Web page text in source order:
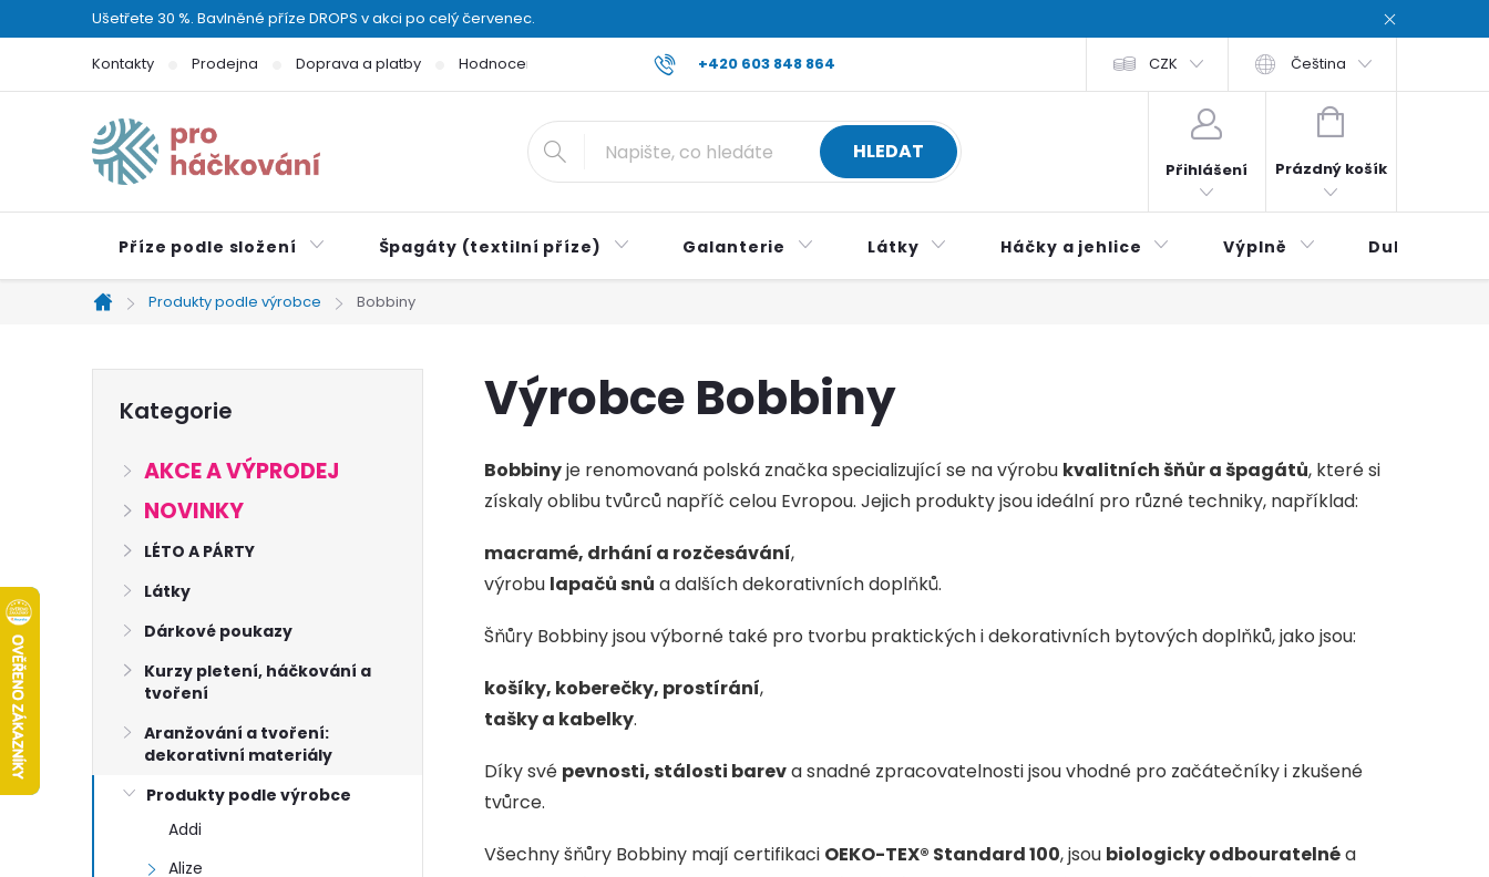
na
Ušetřete 30 %. Bavlněné příze DROPS v akci po celý červenec.
+420 603 848 864
Kontakty Prodejna Doprava a platby Hodnocení obchodu Reklamace a vrácení zboží Všeobecné obchodní podmínky Zásady ochrana osobních údajů / Privacy
CZK Čeština
HLEDAT
Přihlášení
NÁKUPNÍ
Prázdný košík
Příze podle složení Špagáty (textilní příze) Galanterie Látky Háčky a jehlice Výplně Duhová
Domů
Produkty podle výrobce Bobbiny
n
kategorie
Kategorie
AKCE A VÝPRODEJ
NOVINKY
LÉTO A PÁRTY
Látky
Dárkové poukazy
Kurzy pletení, háčkování a
tvoření
Aranžování a tvoření:
dekorativní materiály
Produkty podle výrobce
Addi
Alize
Výrobce Bobbiny
Bobbinyje renomovaná polská značka specializující se na výrobu kvalitních šňůr a špagátů, které si
získaly oblibu tvůrců napříč celou Evropou. Jejich produkty jsou ideální pro různé techniky, například:
macramé, drhání a rozčesávání,
výrobu lapačů snů a dalších dekorativních doplňků.
Šňůry Bobbiny jsou výborné také pro tvorbu praktických i dekorativních bytových doplňků, jako jsou:
košíky, koberečky, prostírání,
tašky a kabelky.
Díky své pevnosti, stálosti bareva snadné zpracovatelnosti jsou vhodné pro začátečníky i zkušené
tvůrce.
Všechny šňůry Bobbiny mají certifikaci OEKO-TEX® Standard 100, jsou biologicky odbouratelnéa